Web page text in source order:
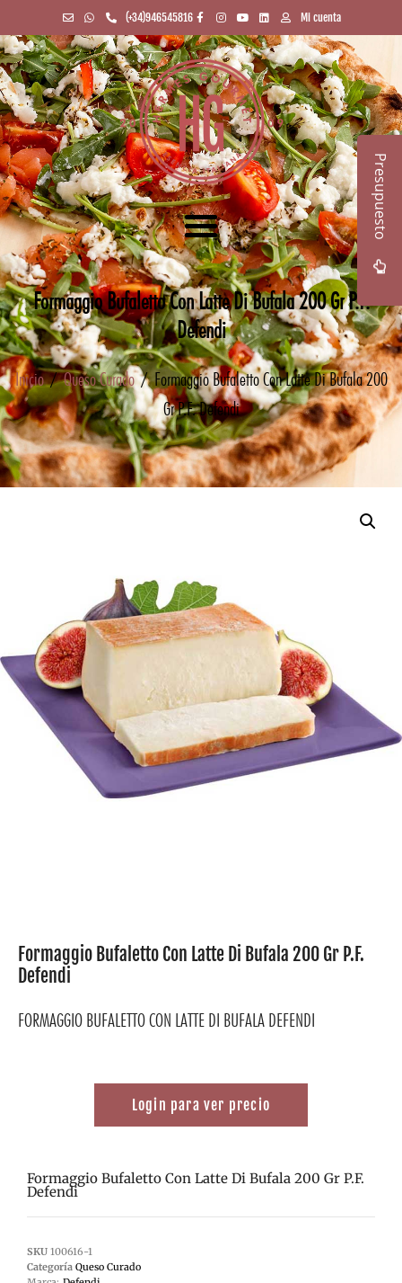
(+34)946545816 Mi cuenta
Formaggio Bufaletto Con Latte Di Bufala 200 Gr P.F.
Defendi
Inicio/Queso Curado/ Formaggio Bufaletto Con Latte Di Bufala 200
Gr P.F. Defendi
Formaggio Bufaletto Con Latte Di Bufala 200 Gr P.F.
Defendi
FORMAGGIO BUFALETTO CON LATTE DI BUFALA DEFENDI
Login para ver precio
Formaggio Bufaletto Con Latte Di Bufala 200 Gr P.F.
Defendi
SKU 100616-1
Categoría Queso Curado
Presupuesto